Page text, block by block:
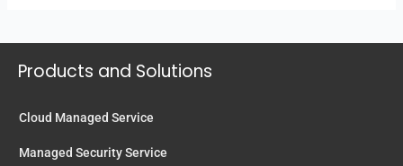
Products and Solutions
Cloud Managed Service
Managed Security Service